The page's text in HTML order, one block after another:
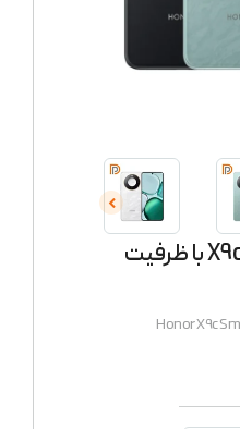
گوشی آنر X9c Smart 5G با ظرفیت
Honor X9c